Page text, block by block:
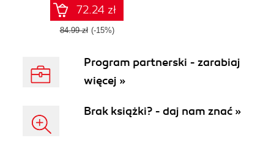
72.24 zł
84.99 zł (-15%)
Program partnerski - zarabiaj
więcej »
Brak książki? - daj nam znać »